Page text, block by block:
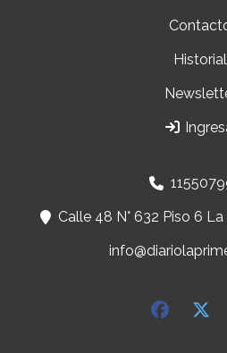
Historial
Calle 48 N° 632 Piso 6